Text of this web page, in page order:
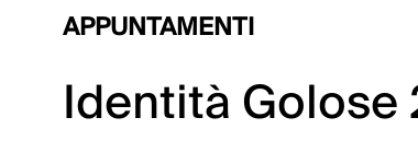
APPUNTAMENTI
Identità Golose